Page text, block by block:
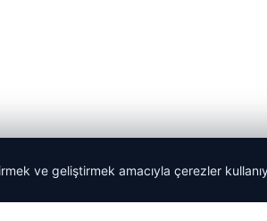
ve geliştirmek amacıyla çerezler